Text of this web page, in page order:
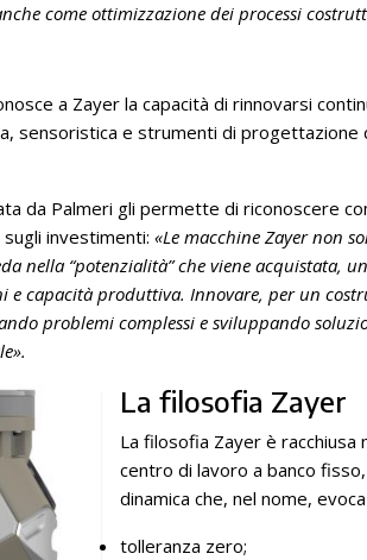
come ottimizzazione dei processi
a Zayer la capacità di rinnovarsi
sensoristica e strumenti di progettazione
da Palmeri gli permette di riconoscere
investimenti: «Le macchine Zayer non
nella “potenzialità” che viene acquistata,
capacità produttiva. Innovare, per un
problemi complessi e sviluppando
La filosofia Zayer
La filosofia Zayer è racchiusa
centro di lavoro a banco
dinamica che, nel nome,
tolleranza zero;